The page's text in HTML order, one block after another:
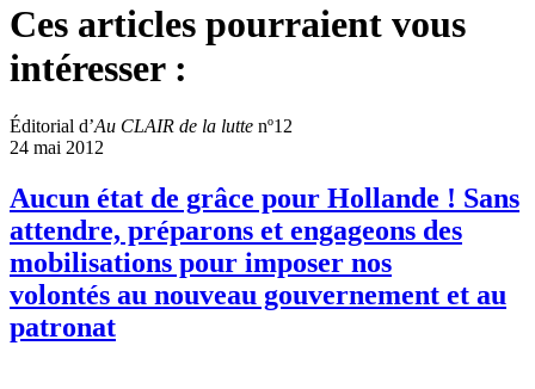
Ces articles pourraient vous
intéresser :
Éditorial d’Au CLAIR de la lutte nº12
24 mai 2012
Aucun état de grâce pour Hollande ! Sans
attendre, préparons et engageons des
mobilisations pour imposer nos
volontés au nouveau gouvernement et au
patronat